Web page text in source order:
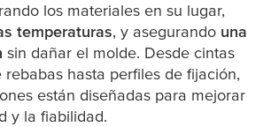
los materiales en su lugar,
temperaturas, y asegurando una
sin dañar el molde. Desde cintas
rebabas hasta perfiles de fijación,
están diseñadas para mejorar
y la fiabilidad.